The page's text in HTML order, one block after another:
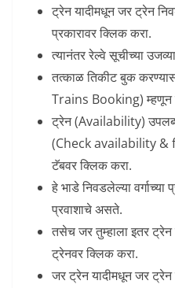
ट्रेन यादीमधून जर ट्रेन
प्रकारावर क्लिक करा.
त्यानंतर रेल्वे सूचीच्या
तत्काळ तिकीट बुक
Trains Booking) म्हणून
ट्रेन (Availability)
(Check availability &
टॅबवर क्लिक करा.
हे भाडे निवडलेल्या वर्गाच्या
प्रवाशाचे असते.
तसेच जर तुम्हाला इतर ट्रेन
ट्रेनवर क्लिक करा.
जर ट्रेन यादीमधून जर